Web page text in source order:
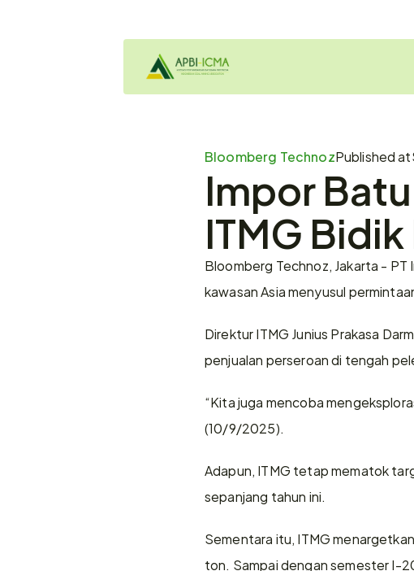
Bloomberg TechnozPublished at
Impor
ITMG
Bloomberg Technoz, Jakarta - PT
kawasan Asia menyusul
Direktur ITMG Junius Prakasa
penjualan perseroan di tengah
“Kita juga mencoba
(10/9/2025).
Adapun, ITMG tetap mematok
sepanjang tahun ini.
Sementara itu, ITMG
ton. Sampai dengan semester I-